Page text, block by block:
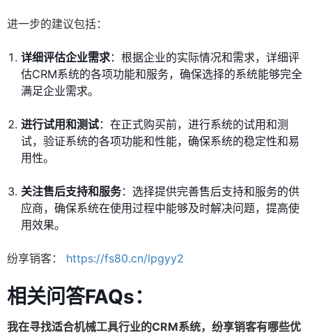
进一步的建议包括：
详细评估企业需求：根据企业的实际情况和需求，详细评
估CRM系统的各项功能和服务，确保选择的系统能够完全
满足企业需求。
进行试用和测试：在正式购买前，进行系统的试用和测
试，验证系统的各项功能和性能，确保系统的稳定性和易
用性。
关注售后支持和服务：选择提供完善售后支持和服务的供
应商，确保系统在使用过程中能够及时解决问题，提高使
用效果。
纷享销客： https://fs80.cn/lpgyy2
相关问答FAQs：
我在寻找适合机械工具行业的CRM系统，纷享销客有哪些优